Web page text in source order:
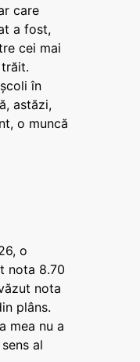
care
a fost,
cei mai
în
astăzi,
o muncă
o
nota 8.70
nota
plâns.
mea nu a
al